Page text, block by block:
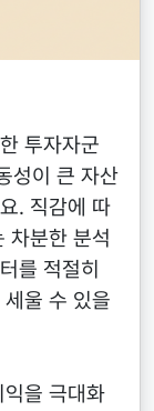
투자자군
성이 큰 자산
. 직감에 따
차분한 분석
를 적절히
울 수 있을
을 극대화